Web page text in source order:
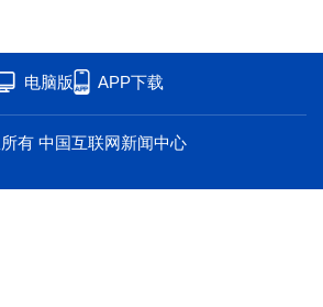
电脑版 APP下载
有 中国互联网新闻中心